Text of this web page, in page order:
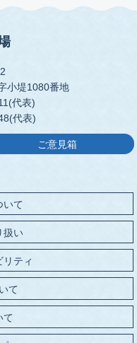
小堤1080番地
代表)
代表)
ご意見箱
いて
扱い
リティ
て
て